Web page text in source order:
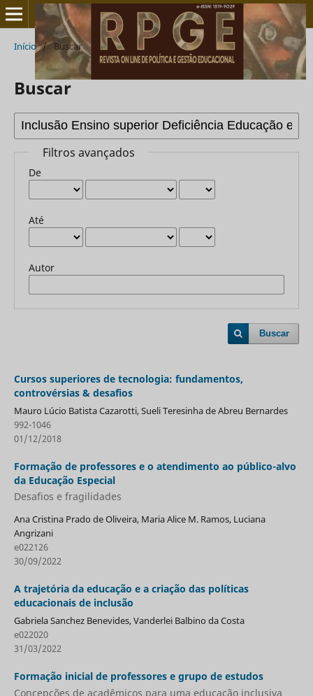
Início / Buscar
Buscar
Filtros avançados
De
Até
Autor
Buscar
Cursos superiores de tecnologia: fundamentos,
controvérsias & desafios
Mauro Lúcio Batista Cazarotti, Sueli Teresinha de Abreu Bernardes
992-1046
01/12/2018
Formação de professores e o atendimento ao público-alvo
da Educação Especial
Desafios e fragilidades
Ana Cristina Prado de Oliveira, Maria Alice M. Ramos, Luciana
Angrizani
e022126
30/09/2022
A trajetória da educação e a criação das políticas
educacionais de inclusão
Gabriela Sanchez Benevides, Vanderlei Balbino da Costa
e022020
31/03/2022
Formação inicial de professores e grupo de estudos
Concepções de acadêmicos para uma educação inclusiva